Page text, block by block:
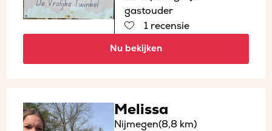
gastouder
1 recensie
Nu bekijken
Melissa
Nijmegen(8,8 km)